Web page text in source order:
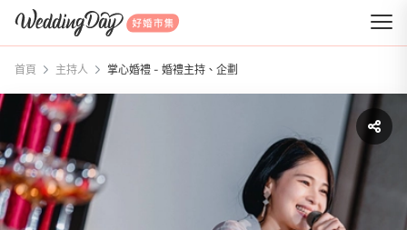
WeddingDay 好婚市集
首頁 主持人 掌心婚禮 - 婚禮主持、企劃